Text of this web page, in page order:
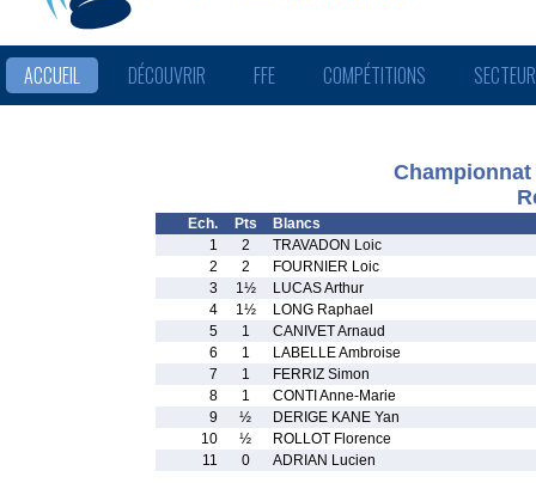
ACCUEIL DÉCOUVRIR FFE COMPÉTITIONS
Championnat
Ech. Pts
Blancs
1
2
TRAVADON Loic
2
2
FOURNIER Loic
3
1½
LUCAS Arthur
4
1½
LONG Raphael
5
1
CANIVET Arnaud
6
1
LABELLE Ambroise
7
1
FERRIZ Simon
8
1
CONTI Anne-Marie
9
½
DERIGE KANE Yan
10
½
ROLLOT Florence
11
0 ADRIAN Lucien